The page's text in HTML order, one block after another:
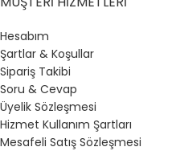
Hesabım
Şartlar & Koşullar
Sipariş Takibi
Soru & Cevap
Üyelik Sözleşmesi
Hizmet Kullanım Şartları
Mesafeli Satış Sözleşmesi